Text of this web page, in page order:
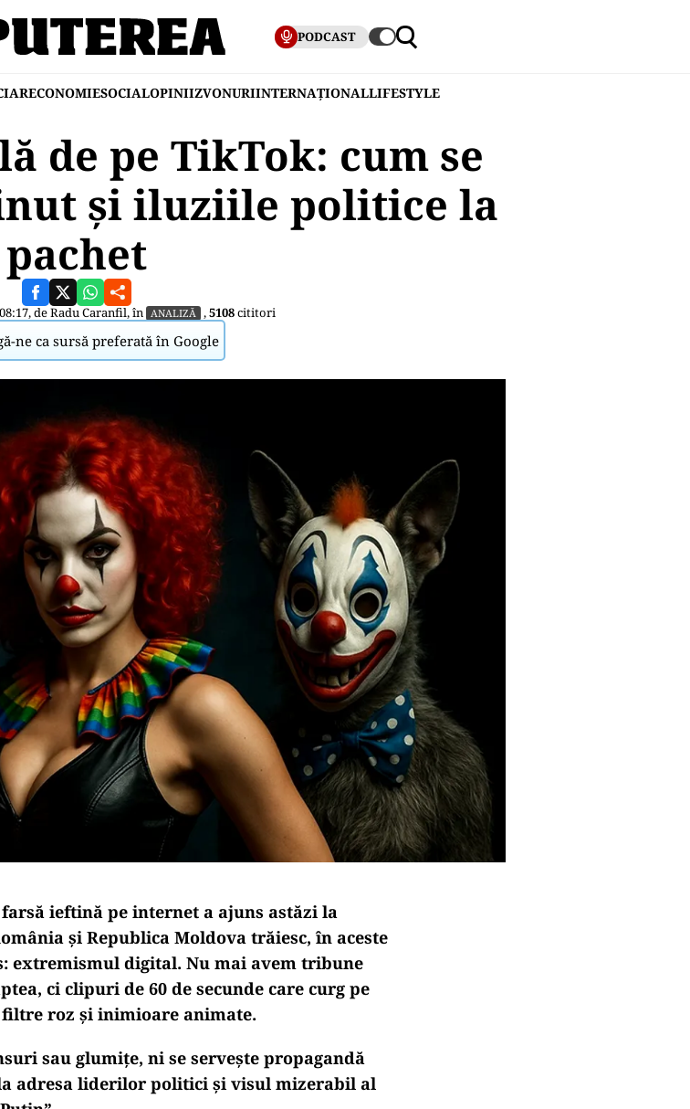
PODCAST
ECONOMIESOCIALOPINIIZVONURIINTERNAȚIONALLIFESTYLE
de pe TikTok: cum se
și iluziile politice la
pachet
deRadu Caranfil, în ANALIZĂ ,5108cititori
ne ca sursă preferată în Google
ieftină pe internet a ajuns astăzi la
și Republica Moldova trăiesc, în aceste
extremismul digital. Nu mai avem tribune
ci clipuri de 60 de secunde care curg pe
roz și inimioare animate.
sau glumițe, ni se servește propagandă
adresa liderilor politici și visul mizerabil al